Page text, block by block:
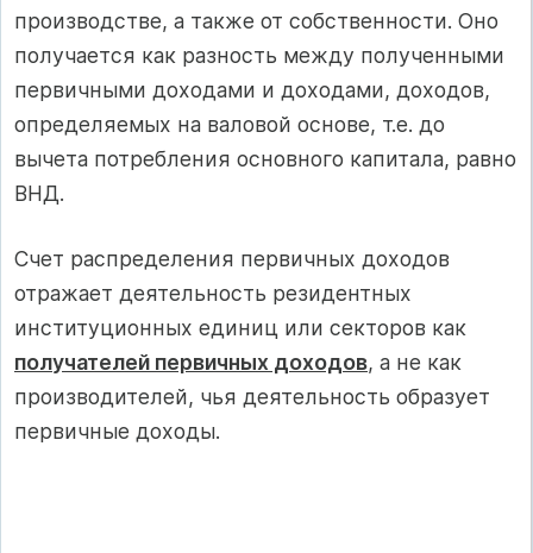
производстве, а также от собственности. Оно
получается как разность между полученными
первичными доходами и доходами, доходов,
определяемых на валовой основе, т.е. до
вычета потребления основного капитала, равно
ВНД.
Счет распределения первичных доходов
отражает деятельность резидентных
институционных единиц или секторов как
получателей первичных доходов, а не как
производителей, чья деятельность образует
первичные доходы.